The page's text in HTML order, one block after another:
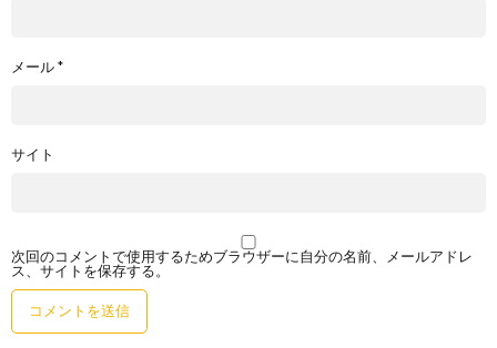
メール*
サイト
次回のコメントで使用するためブラウザーに自分の名前、メールアドレ
ス、サイトを保存する。